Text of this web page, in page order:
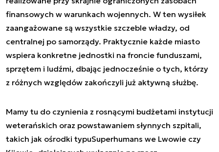
finansowych w warunkach wojennych. W ten wysiłek
zaangażowane są wszystkie szczeble władzy, od
centralnej po samorządy. Praktycznie każde miasto
wspiera konkretne jednostki na froncie funduszami,
sprzętem i ludźmi, dbając jednocześnie o tych, którzy
z różnych względów zakończyli już aktywną służbę.
Mamy tu do czynienia z rosnącymi budżetami instytucji
weterańskich oraz powstawaniem słynnych szpitali,
takich jak ośrodki typuSuperhumans we Lwowie czy